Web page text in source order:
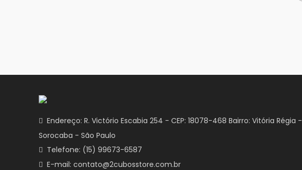
Endereço: R. Victório Escabia 254 - CEP: 18078-468 Bairro: Vitória Régia -
Sorocaba - São Paulo
Telefone: (15) 99673-6587
E-mail: contato@2cubosstore.com.br